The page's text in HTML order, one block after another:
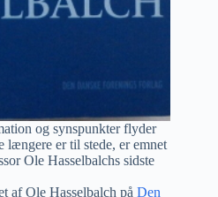
og synspunkter flyder
er til stede, er emnet
Ole Hasselbalchs sidste
af Ole Hasselbalch på Den